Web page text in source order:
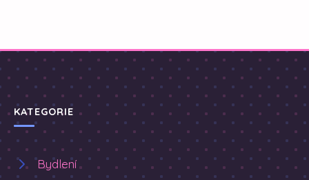
KATEGORIE
Bydlení